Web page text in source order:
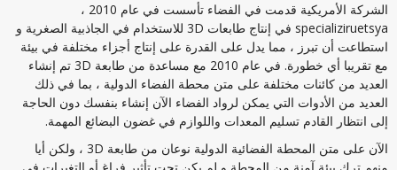
الشركة الأمريكية قدمت في الفضاء تأسست في عام 2010 ،
specializiruetsya في إنتاج طابعات 3D للاستخدام في الجاذبية الصغرية و
استطاعت أن تبرز ، مما يدل على القدرة على إنتاج أجزاء مختلفة في بيئة
مع تقريبا أي خطورة. في عام 2010 مع مساعدة من طابعة 3D تم إنشاء
العديد من كائنات مختلفة على متن محطة الفضاء الدولية ، بما في ذلك
العديد من الأدوات التي يمكن لرواد الفضاء الآن إنشاء بنفسك دون الحاجة
إلى انتظار القادم تسليم المعدات واللوازم في غضون البضائع المهمة.
الآن على متن المحطة الفضائية الدولية نوعان من طابعة 3D ، ولكن أيا